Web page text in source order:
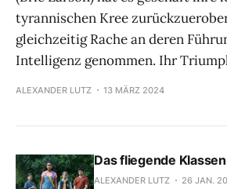
tyrannischen Kree
gleichzeitig Rache an deren
Intelligenz genommen. Ihr
ALEXANDER LUTZ 13 MÄRZ 2024
Das fliegende
ALEXANDER LUTZ 26 JAN.